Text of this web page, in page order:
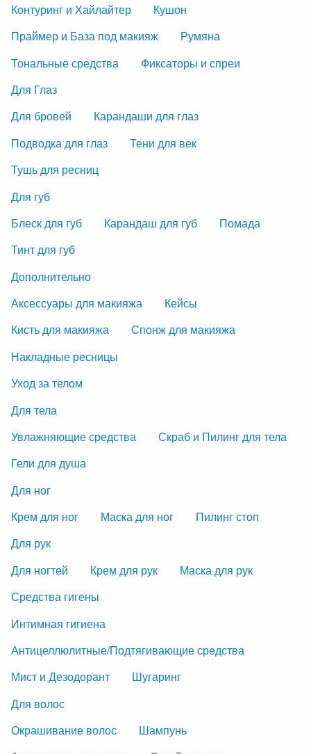
Контуринг и Хайлайтер
Кушон
Праймер и База под макияж
Румяна
Тональные средства
Фиксаторы и спреи
Для Глаз
Для бровей
Карандаши для глаз
Подводка для глаз
Тени для век
Тушь для ресниц
Для губ
Блеск для губ
Карандаш для губ
Помада
Тинт для губ
Дополнительно
Аксессуары для макияжа
Кейсы
Кисть для макияжа
Спонж для макияжа
Накладные ресницы
Уход за телом
Для тела
Увлажняющие средства
Скраб и Пилинг для тела
Гели для душа
Для ног
Крем для ног
Маска для ног
Пилинг стоп
Для рук
Для ногтей
Крем для рук
Маска для рук
Средства гигены
Интимная гигиена
Антицеллюлитные/Подтягивающие средства
Мист и Дезодорант
Шугаринг
Для волос
Окрашивание волос
Шампунь